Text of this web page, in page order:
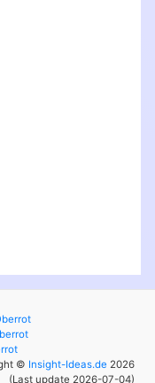
© Insight-Ideas.de 2026
(Last update 2026-07-04)